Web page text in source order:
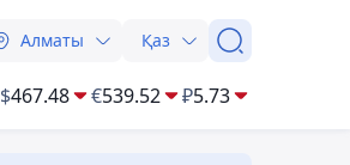
Алматы Қаз
$467.48 €539.52 ₽5.73